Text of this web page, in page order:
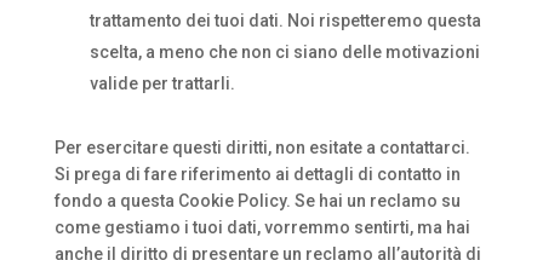
trattamento dei tuoi dati. Noi rispetteremo questa
scelta, a meno che non ci siano delle motivazioni
valide per trattarli.
Per esercitare questi diritti, non esitate a contattarci.
Si prega di fare riferimento ai dettagli di contatto in
fondo a questa Cookie Policy. Se hai un reclamo su
come gestiamo i tuoi dati, vorremmo sentirti, ma hai
anche il diritto di presentare un reclamo all’autorità di